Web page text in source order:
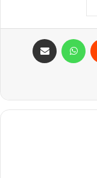
واتساب